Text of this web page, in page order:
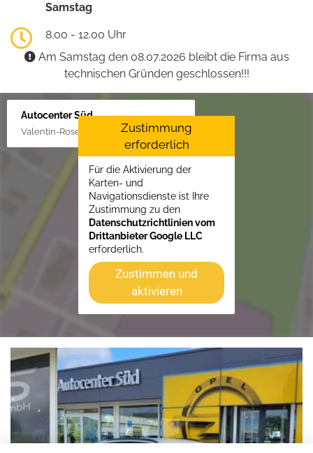
Samstag
8.00 - 12.00 Uhr
Am Samstag den 08.07.2026 bleibt die Firma aus
technischen Gründen geschlossen!!!
Autocenter Süd
Valentin-Rose-Str. 3, 16816 Neuruppin
Zustimmung
erforderlich
Für die Aktivierung der
Karten- und
Navigationsdienste ist Ihre
Zustimmung zu den
Datenschutzrichtlinien vom
Drittanbieter Google LLC
erforderlich.
Zustimmen und
aktivieren